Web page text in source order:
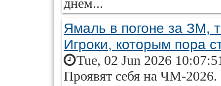
днем...
Ямаль в погоне за ЗМ,
Игроки, которым пора
Tue, 02 Jun 2026
Проявят себя на ЧМ-2026.